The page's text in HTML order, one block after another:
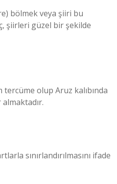
bölmek veya şiiri bu
şiirleri güzel bir şekilde
olup Aruz kalıbında
sınırlandırılmasını ifade